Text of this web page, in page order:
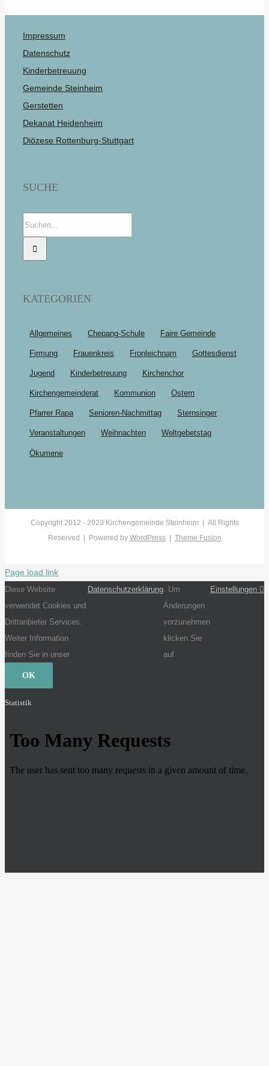
Impressum
Datenschutz
Kinderbetreuung
Gemeinde Steinheim
Gerstetten
Dekanat Heidenheim
Diözese Rottenburg-Stuttgart
SUCHE
Suche
nach:
KATEGORIEN
Allgemeines Chepang-Schule Faire Gemeinde
Firmung Frauenkreis Fronleichnam Gottesdienst
Jugend Kinderbetreuung Kirchenchor
Kirchengemeinderat Kommunion Ostern
Pfarrer Rapa Senioren-Nachmittag Sternsinger
Veranstaltungen Weihnachten Weltgebetstag
Ökumene
Copyright 2012 - 2023 Kirchengemeinde Steinheim | All Rights
Reserved | Powered by WordPress| Theme Fusion
Page load link
Diese Website
verwendet Cookies und
Drittanbieter Services.
Weiter Information
finden Sie in unser
Datenschutzerklärung . Um
Änderungen
vorzunehmen
klicken Sie
auf
Einstellungen
OK
Statistik